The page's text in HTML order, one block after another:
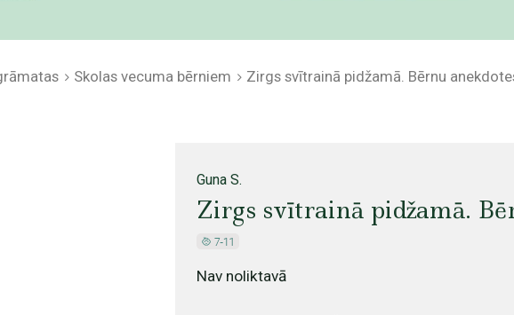
Skolas vecuma bērniem Zirgs svītrainā pidžamā. Bērnu
Guna S.
Zirgs svītrainā pidžamā.
Nav noliktavā